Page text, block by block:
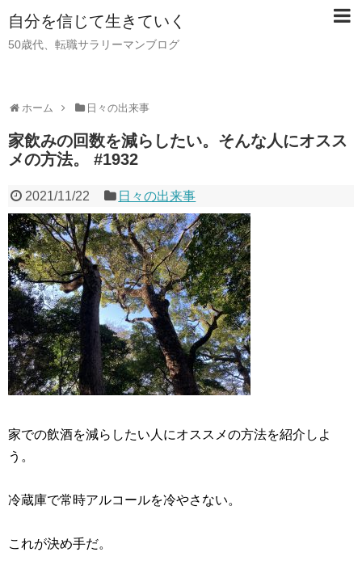
自分を信じて生きていく
50歳代、転職サラリーマンブログ
ホーム 日々の出来事
家飲みの回数を減らしたい。そんな人にオスス
メの方法。 #1932
2021/11/22 日々の出来事
家での飲酒を減らしたい人にオススメの方法を紹介しよ
う。
冷蔵庫で常時アルコールを冷やさない。
これが決め手だ。